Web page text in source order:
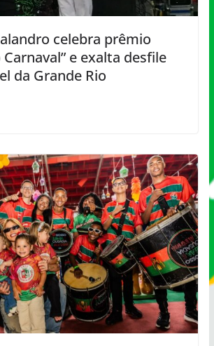
celebra prêmio
Carnaval” e exalta desfile
da Grande Rio